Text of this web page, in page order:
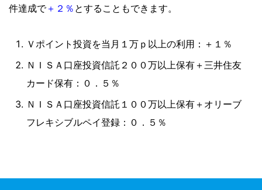
件達成で＋２％ とすることもできます。
Ｖポイント投資を当月１万ｐ以上の利用：＋１％
ＮＩＳＡ口座投資信託２００万以上保有＋三井住友
カード保有：０．５％
ＮＩＳＡ口座投資信託１００万以上保有＋オリーブ
フレキシブルペイ登録：０．５％